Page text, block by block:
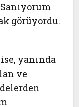
görüyordu.
yanında
ve